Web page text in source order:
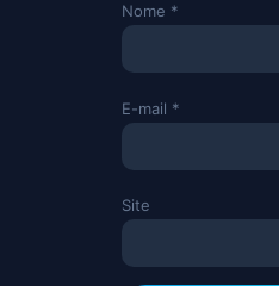
Nome *
E-mail *
Site